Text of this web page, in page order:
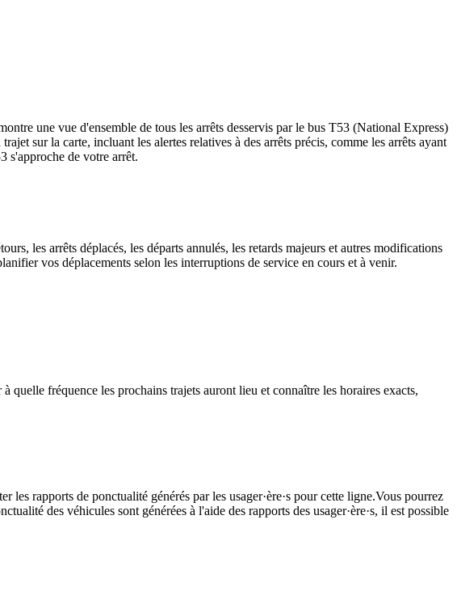
une vue d'ensemble de tous les arrêts desservis par le bus T53 (National Express)
sur la carte, incluant les alertes relatives à des arrêts précis, comme les arrêts ayant
s'approche de votre arrêt.
les arrêts déplacés, les départs annulés, les retards majeurs et autres modifications
vos déplacements selon les interruptions de service en cours et à venir.
fréquence les prochains trajets auront lieu et connaître les horaires exacts,
les rapports de ponctualité générés par les usager·ère·s pour cette ligne.Vous pourrez
des véhicules sont générées à l'aide des rapports des usager·ère·s, il est possible